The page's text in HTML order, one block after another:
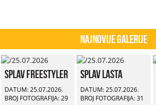
Najnovije Galerije
Splav Freestyler
DATUM: 25.07.2026.
BROJ FOTOGRAFIJA: 29
Splav Lasta
DATUM: 25.07.2026.
BROJ FOTOGRAFIJA: 31